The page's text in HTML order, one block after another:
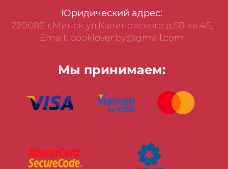
Юридический адрес:
220086 г.Минск ул.Калиновского д.58 кв.46,
Email: booklover.by@gmail.com
Мы принимаем: